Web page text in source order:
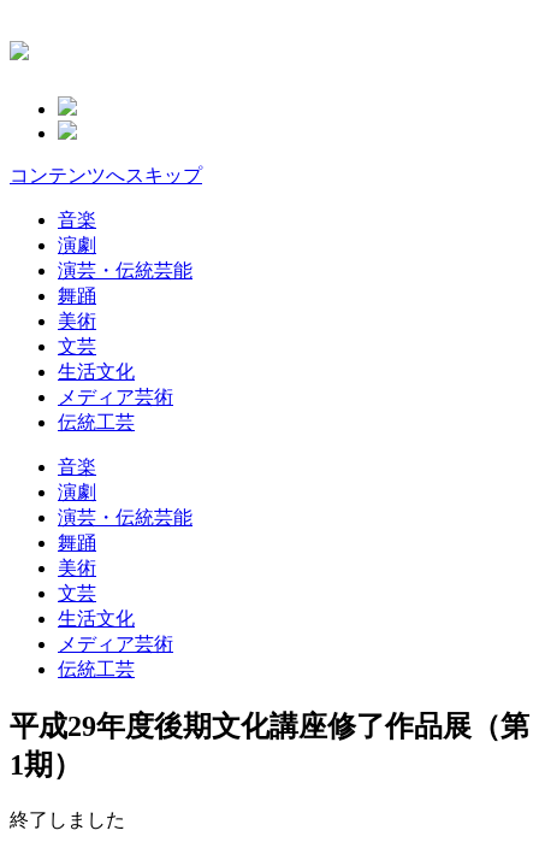
コンテンツへスキップ
音楽
演劇
演芸・伝統芸能
舞踊
美術
文芸
生活文化
メディア芸術
伝統工芸
音楽
演劇
演芸・伝統芸能
舞踊
美術
文芸
生活文化
メディア芸術
伝統工芸
平成29年度後期文化講座修了作品展（第
1期）
終了しました